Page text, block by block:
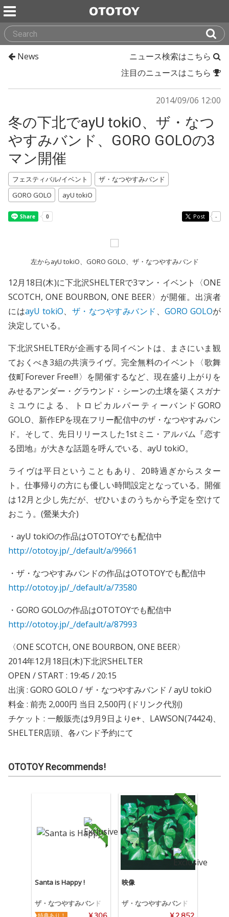
News
ニュース検索はこちら
注目のニュースはこちら
2014/09/06 12:00
冬の下北でayU tokiO、ザ・なつ
やすみバンド、GORO GOLOの3
マン開催
フェスティバル/イベント
ザ・なつやすみバンド
GORO GOLO
ayU tokiO
Post -
左からayU tokiO、GORO GOLO、ザ・なつやすみバンド
12月18日(木)に下北沢SHELTERで3マン・イベント〈ONE
SCOTCH, ONE BOURBON, ONE BEER〉が開催。出演者
にはayU tokiO、 ザ・なつやすみバンド 、 GORO GOLOが
決定している。
下北沢SHELTERが企画する同イベントは、まさにいま観
ておくべき3組の共演ライヴ。完全無料のイベント〈歌舞
伎町Forever Free!!!〉を開催するなど、現在盛り上がりを
みせるアンダー・グラウンド・シーンの土壌を築くスガナ
ミユウによる、トロピカルパーティーバンドGORO
GOLO、新作EPを現在フリー配信中のザ・なつやすみバン
ド。そして、先日リリースした1stミニ・アルバム『恋す
る団地』が大きな話題を呼んでいる、ayU tokiO。
ライヴは平日ということもあり、20時過ぎからスター
ト。仕事帰りの方にも優しい時間設定となっている。開催
は12月と少し先だが、ぜひいまのうちから予定を空けて
おこう。(鶯巣大介)
・ayU tokiOの作品はOTOTOYでも配信中
http://ototoy.jp/_/default/a/99661
・ザ・なつやすみバンドの作品はOTOTOYでも配信中
http://ototoy.jp/_/default/a/73580
・GORO GOLOの作品はOTOTOYでも配信中
http://ototoy.jp/_/default/a/87993
〈ONE SCOTCH, ONE BOURBON, ONE BEER〉
2014年12月18日(木)下北沢SHELTER
OPEN / START : 19:45 / 20:15
出演 : GORO GOLO / ザ・なつやすみバンド / ayU tokiO
料金 : 前売 2,000円 当日 2,500円 (ドリンク代別)
チケット : 一般販売は9月9日よりe+、LAWSON(74424)、
SHELTER店頭、各バンド予約にて
OTOTOY Recommends!
Santa is Happy !
ザ・なつやすみバンド
¥ 306
特典あり！
映像
ザ・なつやすみバンド
¥ 2,852